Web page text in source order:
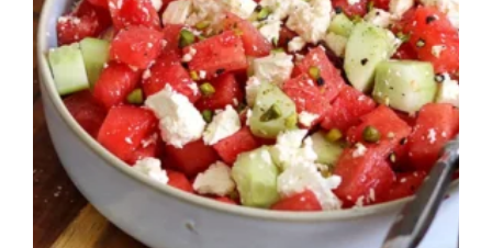
Google+
LinkedIn
Whatsapp
StumbleUpon